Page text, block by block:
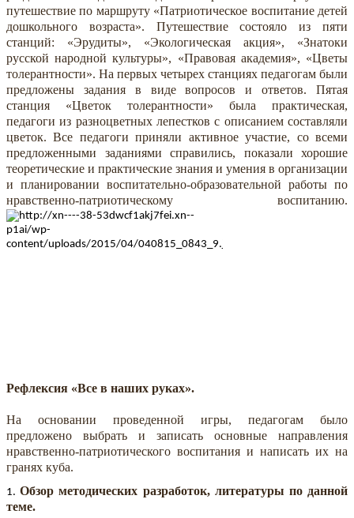
путешествие по маршруту «Патриотическое воспитание детей
дошкольного возраста». Путешествие состояло из пяти
станций: «Эрудиты», «Экологическая акция», «Знатоки
русской народной культуры», «Правовая академия», «Цветы
толерантности». На первых четырех станциях педагогам были
предложены задания в виде вопросов и ответов. Пятая
станция «Цветок толерантности» была практическая,
педагоги из разноцветных лепестков с описанием составляли
цветок. Все педагоги приняли активное участие, со всеми
предложенными заданиями справились, показали хорошие
теоретические и практические знания и умения в организации
и планировании воспитательно-образовательной работы по
нравственно-патриотическому воспитанию.
Рефлексия «Все в наших руках».
На основании проведенной игры, педагогам было
предложено выбрать и записать основные направления
нравственно-патриотического воспитания и написать их на
гранях куба.
Обзор методических разработок, литературы по данной
теме.